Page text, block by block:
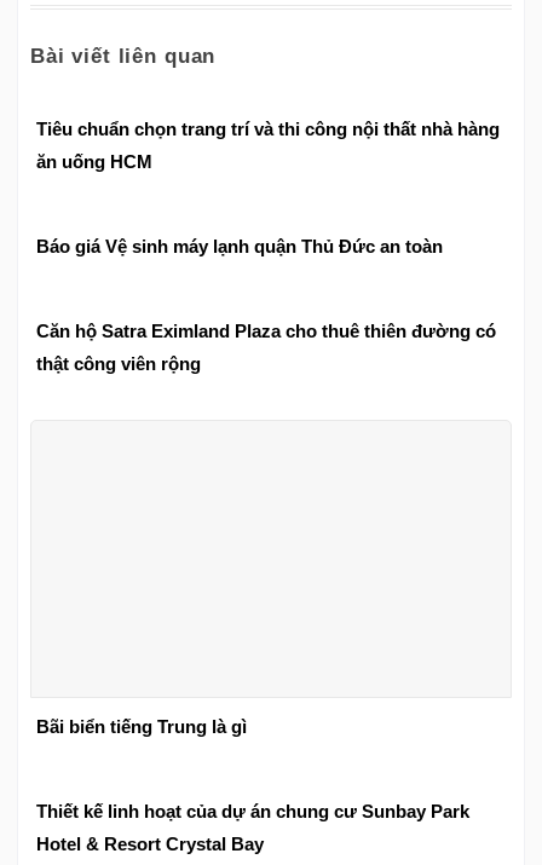
Bài viết liên quan
Tiêu chuẩn chọn trang trí và thi công nội thất nhà hàng
ăn uống HCM
Báo giá Vệ sinh máy lạnh quận Thủ Đức an toàn
Căn hộ Satra Eximland Plaza cho thuê thiên đường có
thật công viên rộng
Bãi biển tiếng Trung là gì
Thiết kế linh hoạt của dự án chung cư Sunbay Park
Hotel & Resort Crystal Bay